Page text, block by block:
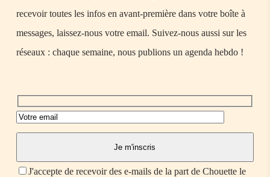
recevoir toutes les infos en avant-première dans votre boîte à
messages, laissez-nous votre email. Suivez-nous aussi sur les
réseaux : chaque semaine, nous publions un agenda hebdo !
J'accepte de recevoir des e-mails de la part de Chouette le